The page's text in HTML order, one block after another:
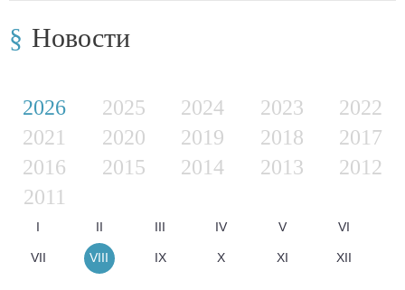
Новости
2026 2025 2024 2023
2022
2021
2020 2019 2018
2017
2016
2015 2014 2013
2012
2011
I II III IV V VI
VII VIII IX X XI XII